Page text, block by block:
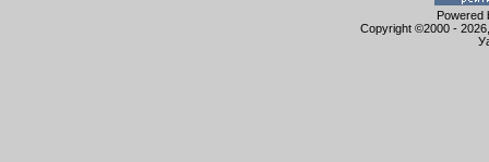
Powered
Copyright ©2000 -